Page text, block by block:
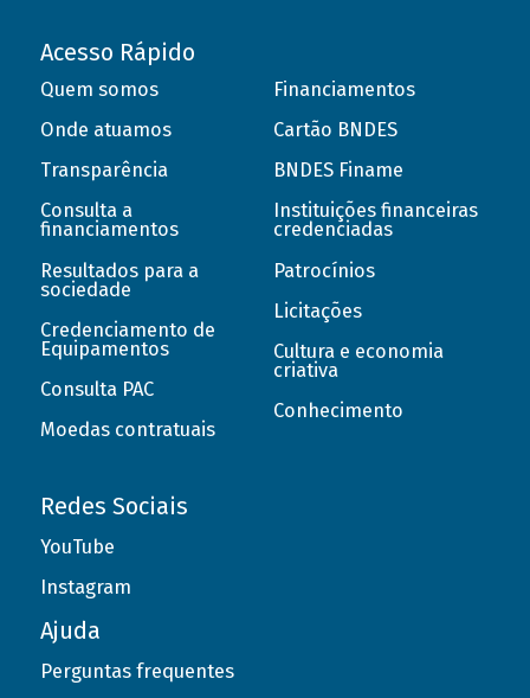
Acesso Rápido
Quem somos
Onde atuamos
Transparência
Consulta a
financiamentos
Resultados para a
sociedade
Credenciamento de
Equipamentos
Consulta PAC
Moedas contratuais
Financiamentos
Cartão BNDES
BNDES Finame
Instituições financeiras
credenciadas
Patrocínios
Licitações
Cultura e economia
criativa
Conhecimento
Redes Sociais
YouTube
Instagram
Ajuda
Perguntas frequentes